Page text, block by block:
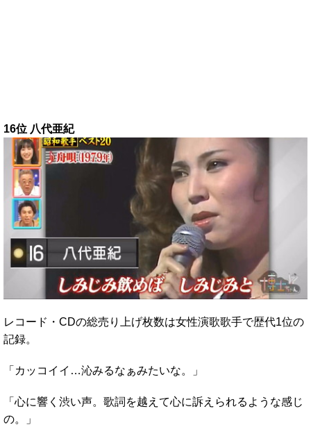
16位 八代亜紀
レコード・CDの総売り上げ枚数は女性演歌歌手で歴代1位の
記録。
「カッコイイ…沁みるなぁみたいな。」
「心に響く渋い声。歌詞を越えて心に訴えられるような感じ
の。」